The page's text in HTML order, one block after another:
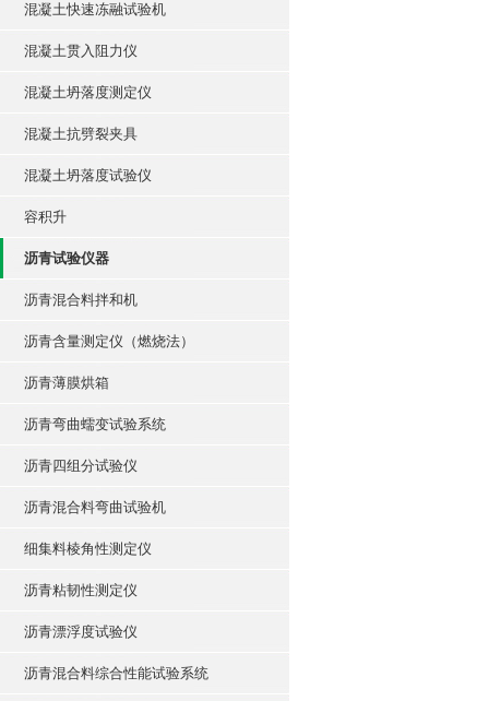
混凝土快速冻融试验机
混凝土贯入阻力仪
混凝土坍落度测定仪
混凝土抗劈裂夹具
混凝土坍落度试验仪
容积升
沥青试验仪器
沥青混合料拌和机
沥青含量测定仪（燃烧法）
沥青薄膜烘箱
沥青弯曲蠕变试验系统
沥青四组分试验仪
沥青混合料弯曲试验机
细集料棱角性测定仪
沥青粘韧性测定仪
沥青漂浮度试验仪
沥青混合料综合性能试验系统